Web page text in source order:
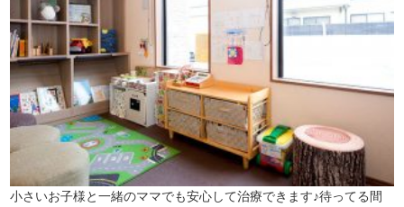
小さいお子様と一緒のママでも安心して治療できます♪待ってる間